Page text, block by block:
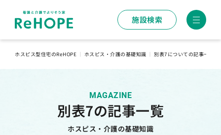
施設検索
ホスピス型住宅のReHOPE ホスピス・介護の基礎知識 別表7についての記事一覧
MAGAZINE
別表7の記事一覧
ホスピス・介護の基礎知識